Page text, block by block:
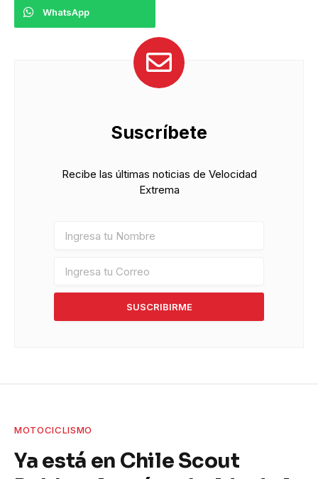
WhatsApp
Suscríbete
Recibe las últimas noticias de Velocidad
Extrema
SUSCRIBIRME
MOTOCICLISMO
Ya está en Chile Scout